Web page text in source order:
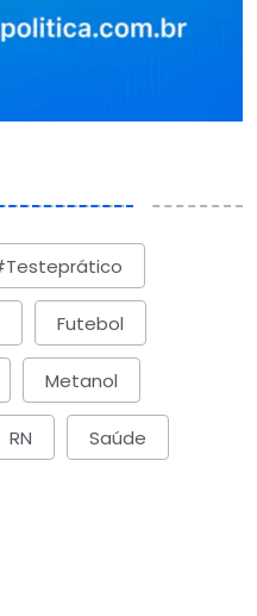
Futebol
Metanol
RN Saúde